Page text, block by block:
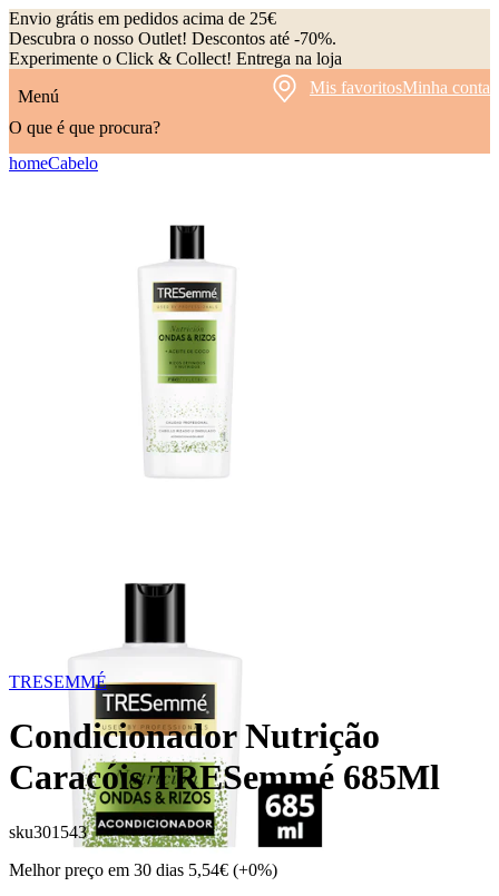
Envio grátis em pedidos acima de 25€
Descubra o nosso Outlet! Descontos até -70%.
Experimente o Click & Collect! Entrega na loja
Menú
Mis favoritosMinha conta
O que é que procura?
homeCabelo
TRESEMMÉ
Condicionador Nutrição
Caracóis TRESemmé 685Ml
sku301543
Melhor preço em 30 dias 5,54€ (+0%)